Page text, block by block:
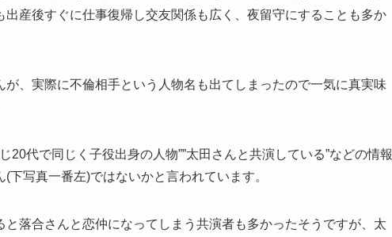
産後すぐに仕事復帰し交友関係も広く、夜留守にすることも多か
、実際に不倫相手という人物名も出てしまったので一気に真実味
20代で同じく子役出身の人物””太田さんと共演している”などの情報
写真一番左)ではないかと言われています。
落合さんと恋仲になってしまう共演者も多かったそうですが、太